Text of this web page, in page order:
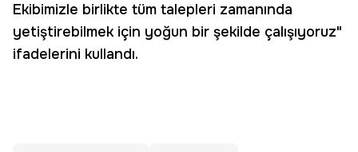
Ekibimizle birlikte tüm talepleri zamanında
yetiştirebilmek için yoğun bir şekilde çalışıyoruz"
ifadelerini kullandı.